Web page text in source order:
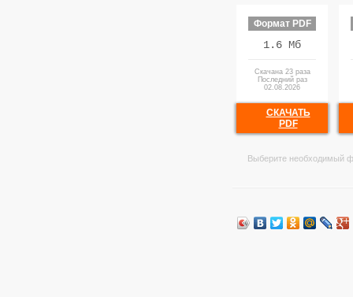
Формат PDF
1.6 Мб
Скачана 23 раза
Последний раз
02.08.2026
СКАЧАТЬ
PDF
Выберите необходимый